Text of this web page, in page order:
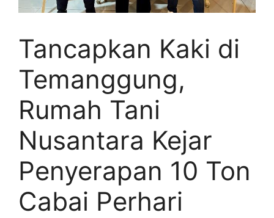
Tancapkan Kaki di
Temanggung,
Rumah Tani
Nusantara Kejar
Penyerapan 10 Ton
Cabai Perhari